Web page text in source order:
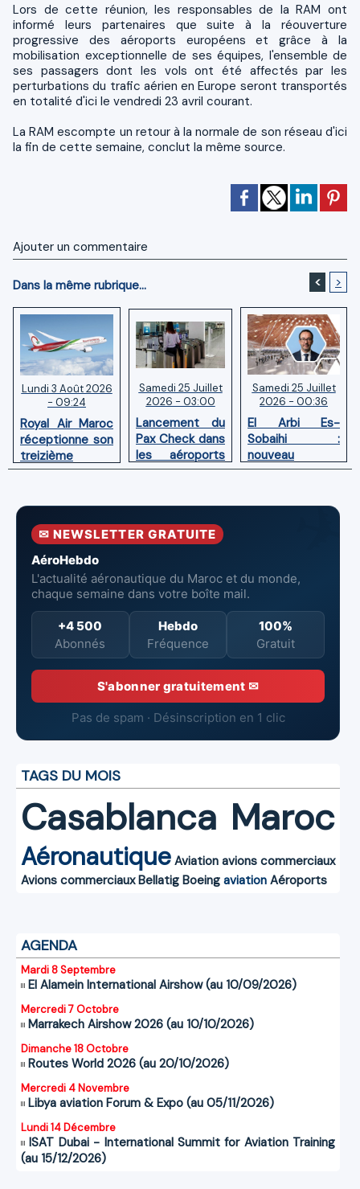
Lors de cette réunion, les responsables de la RAM ont
informé leurs partenaires que suite à la réouverture
progressive des aéroports européens et grâce à la
mobilisation exceptionnelle de ses équipes, l'ensemble de
ses passagers dont les vols ont été affectés par les
perturbations du trafic aérien en Europe seront transportés
en totalité d'ici le vendredi 23 avril courant.
La RAM escompte un retour à la normale de son réseau d'ici
la fin de cette semaine, conclut la même source.
Ajouter un commentaire
Dans la même rubrique... < >
Lundi 3 Août 2026
- 09:24
Royal Air Maroc
réceptionne son
treizième
Boeing 787
Samedi 25 Juillet
2026 - 03:00
Lancement du
Pax Check dans
les aéroports
du Maroc
Samedi 25 Juillet
2026 - 00:36
El Arbi Es-
Sobaihi :
nouveau
directeur à la
l’Aéroport
Mohammed V
✉ NEWSLETTER GRATUITE
AéroHebdo
L'actualité aéronautique du Maroc et du monde,
chaque semaine dans votre boîte mail.
+4 500
Abonnés
Hebdo
Fréquence
100%
Gratuit
S'abonner gratuitement ✉
Pas de spam · Désinscription en 1 clic
TAGS DU MOIS
Casablanca Maroc
Aéronautique Aviation avions commerciaux
Avions commerciaux Bellatig Boeing aviation Aéroports
AGENDA
Mardi 8 Septembre
El Alamein International Airshow (au 10/09/2026)
Mercredi 7 Octobre
Marrakech Airshow 2026 (au 10/10/2026)
Dimanche 18 Octobre
Routes World 2026 (au 20/10/2026)
Mercredi 4 Novembre
Libya aviation Forum & Expo (au 05/11/2026)
Lundi 14 Décembre
ISAT Dubai - International Summit for Aviation Training
(au 15/12/2026)